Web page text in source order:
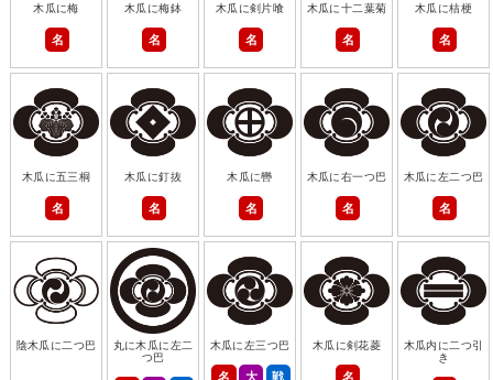
木瓜に梅
名
木瓜に梅鉢
名
木瓜に剣片喰
名
木瓜に十二葉菊
名
木瓜に桔梗
名
木瓜に五三桐
名
木瓜に釘抜
名
木瓜に轡
名
木瓜に右一つ巴
名
木瓜に左二つ巴
名
陰木瓜に二つ巴
丸に木瓜に左二
つ巴
木瓜に左三つ巴
名 大 戦
木瓜に剣花菱
名
木瓜内に二つ引
き